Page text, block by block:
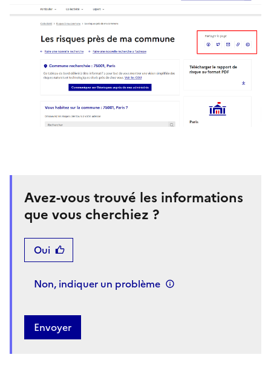
Avez-vous trouvé les informations
que vous cherchiez ?
Oui
Non, indiquer un problème